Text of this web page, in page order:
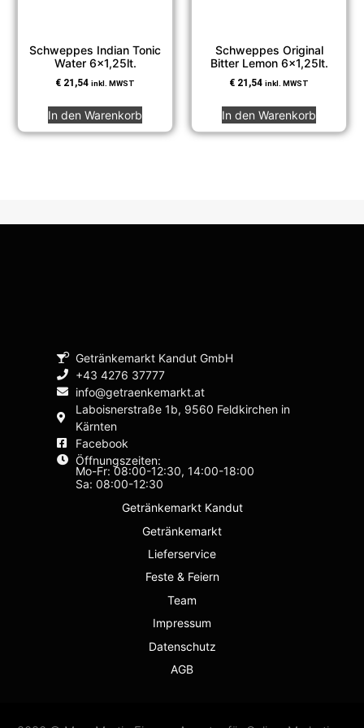
Schweppes Indian Tonic
Water 6×1,25lt.
€ 21,54 inkl. MWST
In den Warenkorb
Schweppes Original
Bitter Lemon 6×1,25lt.
€ 21,54 inkl. MWST
In den Warenkorb
Getränkemarkt Kandut GmbH
+43 4276 37777
info@getraenkemarkt.at
Laboisnerstraße 1b, 9560 Feldkirchen in
Kärnten
Facebook
Öffnungszeiten:
Mo-Fr: 08:00-12:30, 14:00-18:00
Sa: 08:00-12:30
Getränkemarkt Kandut
Getränkemarkt
Lieferservice
Feste & Feiern
Team
Impressum
Datenschutz
AGB